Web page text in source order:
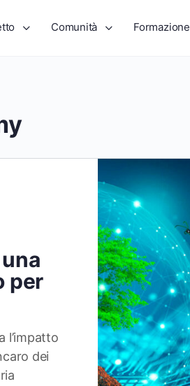
Comunità Formazione
per
l’impatto
dei